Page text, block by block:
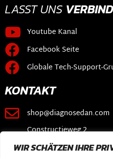
WIR SCHÄTZEN IHRE
LASST UNS
Youtube Kanal
Facebook Seite
Globale Tech-Support-
KONTAKT
shop@diagnosedan.com
Constructieweg 2
3641 SB Mijdrecht